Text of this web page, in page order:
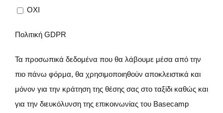
ΟΧΙ
Πολιτική GDPR
Τα προσωπικά δεδομένα που θα λάβουμε μέσα από την
πιο πάνω φόρμα, θα χρησιμοποιηθούν αποκλειστικά και
μόνον για την κράτηση της θέσης σας στο ταξίδι καθώς και
για την διευκόλυνση της επικοινωνίας του Basecamp